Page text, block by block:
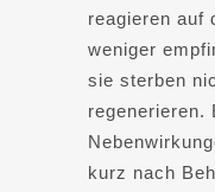
reagieren auf
weniger
sie sterben
regenerieren.
kurz nach